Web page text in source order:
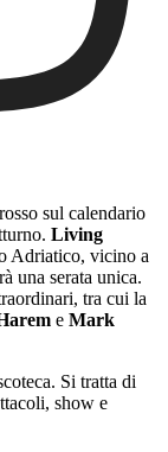
sul calendario
Living
Adriatico, vicino a
una serata unica.
tra cui la
e Mark
Si tratta di
show e